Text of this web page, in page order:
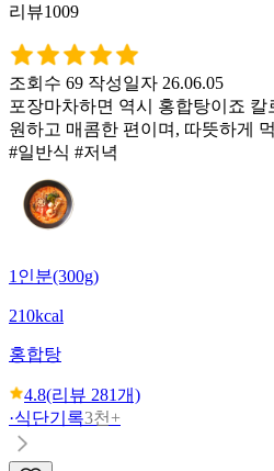
리뷰1009
조회수 69 작성일자 26.06.05
포장마차하면 역시 홍합탕이죠 칼
원하고 매콤한 편이며, 따뜻하게
#일반식 #저녁
1인분(300g)
210kcal
홍합탕
4.8(리뷰 281개)
·식단기록3천+